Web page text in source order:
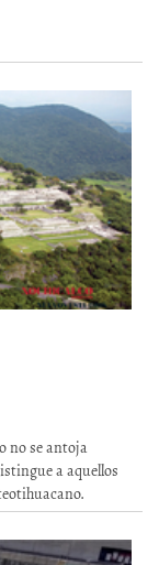
no se antoja
a aquellos